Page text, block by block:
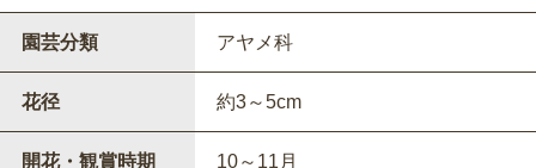
園芸分類 アヤメ科
花径 約3～5cm
開花・観賞時期 10～11月